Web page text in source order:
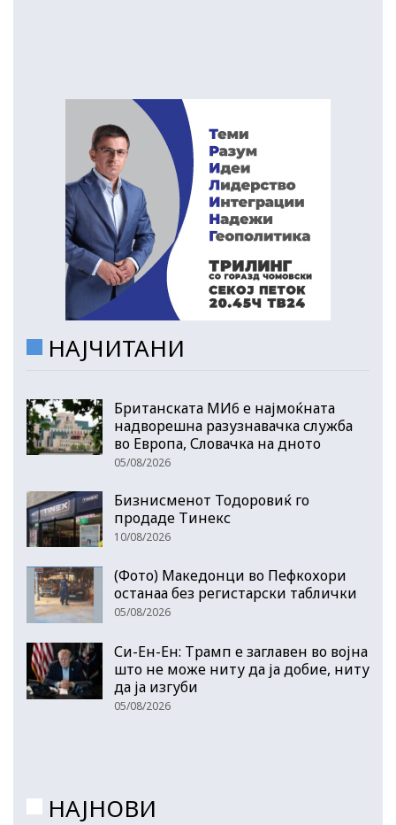
НАЈЧИТАНИ
Британската МИ6 е најмоќната
надворешна разузнавачка служба
во Европа, Словачка на дното
05/08/2026
Бизнисменот Тодоровиќ го
продаде Тинекс
10/08/2026
(Фото) Македонци во Пефкохори
останаа без регистарски таблички
05/08/2026
Си-Ен-Ен: Трамп е заглавен во војна
што не може ниту да ја добие, ниту
да ја изгуби
05/08/2026
НАЈНОВИ